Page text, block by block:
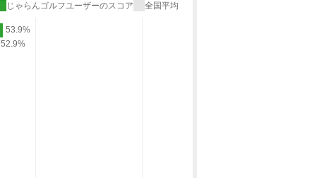
じゃらんゴルフユーザーのスコア 全国平均
53.9%
52.9%